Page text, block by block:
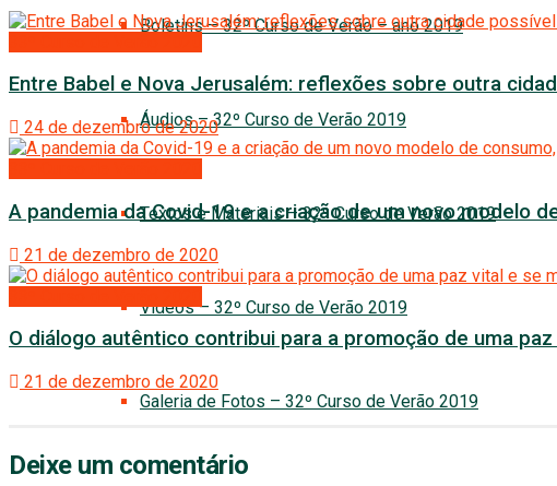
Boletins – 32º Curso de Verão – ano 2019
Áudios – 32º Curso de Verão 2019
Textos e Materiais – 32º Curso de Verão 2019
Vídeos – 32º Curso de Verão 2019
Galeria de Fotos – 32º Curso de Verão 2019
Entre Babel e Nova Jerusalém: reflexões sobre outra
24 de dezembro de 2020
A pandemia da Covid-19 e a criação de um novo modelo
21 de dezembro de 2020
O diálogo autêntico contribui para a promoção de uma
21 de dezembro de 2020
Deixe um comentário